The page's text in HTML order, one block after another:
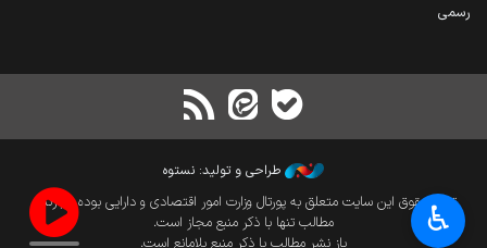
رسمی
طراحی و تولید: نستوه
تمام حقوق این سایت متعلق به پورتال وزارت امور اقتصادی و دارایی بوده و بازنشر
مطالب تنها با ذکر منبع مجاز است.
باز نشر مطالب با ذکر منبع بلامانع است.
♿︎